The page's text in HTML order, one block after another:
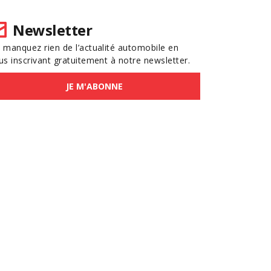
Newsletter
manquez rien de l’actualité automobile en
inscrivant gratuitement à notre newsletter.
JE M'ABONNE